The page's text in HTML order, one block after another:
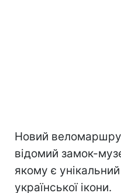
Новий
відомий замок-
якому є
української ікони.